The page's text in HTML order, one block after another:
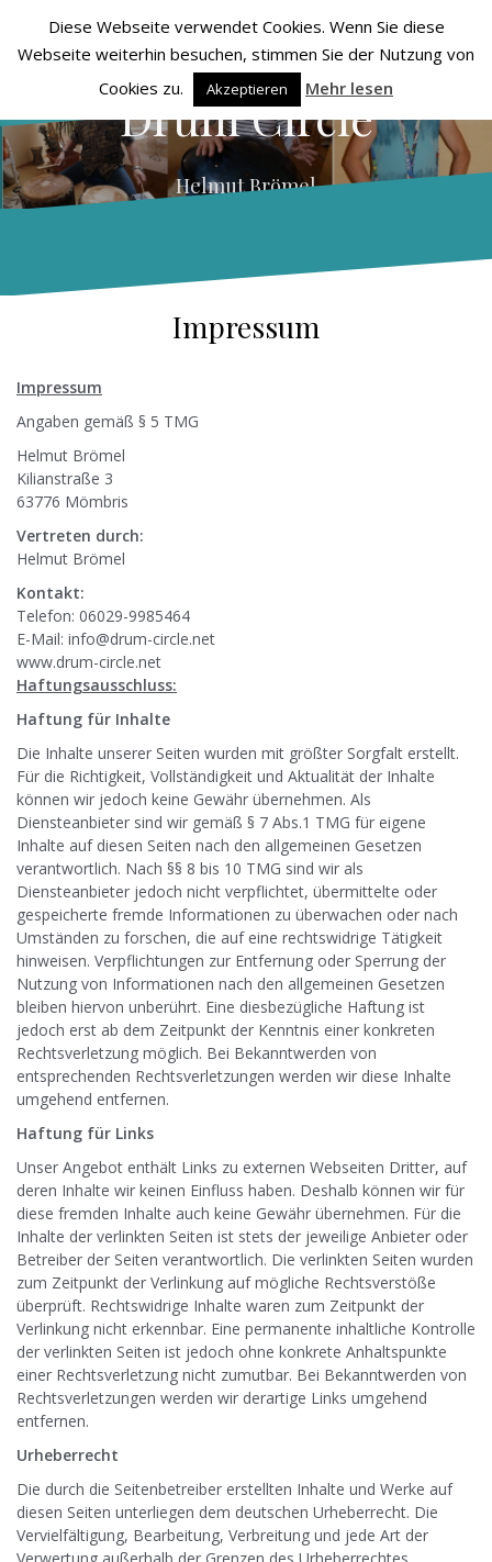
springen
Menü
Suchen
nach:
Drum Circle
Helmut Brömel
Impressum
Impressum
Angaben gemäß § 5 TMG
Helmut Brömel
Kilianstraße 3
63776 Mömbris
Vertreten durch:
Helmut Brömel
Kontakt:
Telefon: 06029-9985464
E-Mail: info@drum-circle.net
www.drum-circle.net
Haftungsausschluss:
Haftung für Inhalte
Die Inhalte unserer Seiten wurden mit größter Sorgfalt erstellt.
Für die Richtigkeit, Vollständigkeit und Aktualität der Inhalte
können wir jedoch keine Gewähr übernehmen. Als
Diensteanbieter sind wir gemäß § 7 Abs.1 TMG für eigene
Inhalte auf diesen Seiten nach den allgemeinen Gesetzen
verantwortlich. Nach §§ 8 bis 10 TMG sind wir als
Diensteanbieter jedoch nicht verpflichtet, übermittelte oder
gespeicherte fremde Informationen zu überwachen oder nach
Umständen zu forschen, die auf eine rechtswidrige Tätigkeit
hinweisen. Verpflichtungen zur Entfernung oder Sperrung der
Nutzung von Informationen nach den allgemeinen Gesetzen
bleiben hiervon unberührt. Eine diesbezügliche Haftung ist
jedoch erst ab dem Zeitpunkt der Kenntnis einer konkreten
Rechtsverletzung möglich. Bei Bekanntwerden von
entsprechenden Rechtsverletzungen werden wir diese Inhalte
umgehend entfernen.
Haftung für Links
Unser Angebot enthält Links zu externen Webseiten Dritter, auf
deren Inhalte wir keinen Einfluss haben. Deshalb können wir für
diese fremden Inhalte auch keine Gewähr übernehmen. Für die
Inhalte der verlinkten Seiten ist stets der jeweilige Anbieter oder
Betreiber der Seiten verantwortlich. Die verlinkten Seiten wurden
zum Zeitpunkt der Verlinkung auf mögliche Rechtsverstöße
überprüft. Rechtswidrige Inhalte waren zum Zeitpunkt der
Verlinkung nicht erkennbar. Eine permanente inhaltliche Kontrolle
der verlinkten Seiten ist jedoch ohne konkrete Anhaltspunkte
einer Rechtsverletzung nicht zumutbar. Bei Bekanntwerden von
Rechtsverletzungen werden wir derartige Links umgehend
entfernen.
Urheberrecht
Die durch die Seitenbetreiber erstellten Inhalte und Werke auf
diesen Seiten unterliegen dem deutschen Urheberrecht. Die
Vervielfältigung, Bearbeitung, Verbreitung und jede Art der
Diese Webseite verwendet Cookies. Wenn Sie diese
Webseite weiterhin besuchen, stimmen Sie der Nutzung von
Cookies zu.
Akzeptieren Mehr lesen